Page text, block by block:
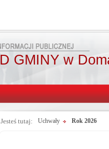
GMINY w
Jesteś tutaj: Uchwały Rok 2026